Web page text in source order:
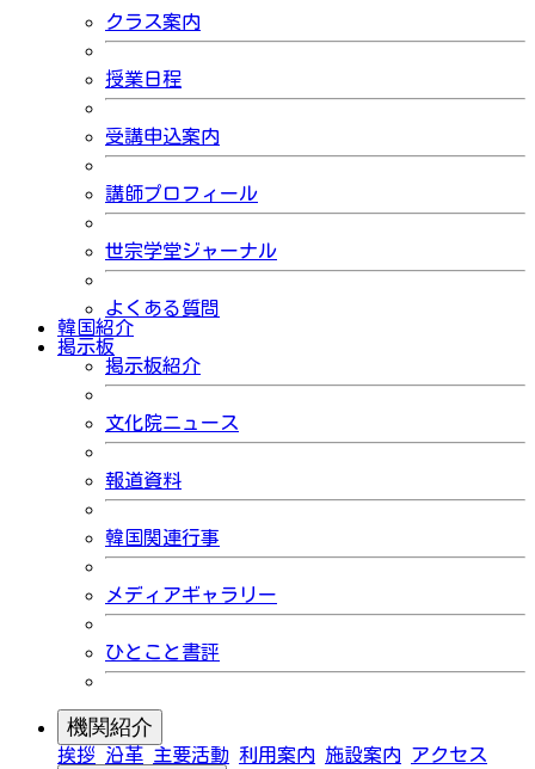
クラス案内
授業日程
受講申込案内
講師プロフィール
世宗学堂ジャーナル
よくある質問
韓国紹介
掲示板
掲示板紹介
文化院ニュース
報道資料
韓国関連行事
メディアギャラリー
ひとこと書評
機関紹介
挨拶 沿革 主要活動 利用案内 施設案内 アクセス